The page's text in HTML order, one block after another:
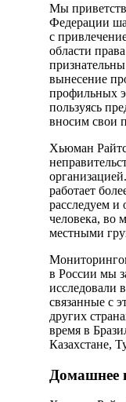
Мы
Федерации
с
области
вынесение
профильных
пользуясь
вносим свои
Хьюман
работает
расследуем и
человека, во
местными
в России мы
исследовали
связанные с
других
время в
Казахстане,
Домашнее